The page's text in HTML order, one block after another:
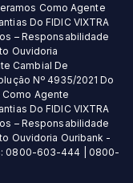
Como Agente
Do FIDIC VIXTRA
– Responsabilidade
Ouvidoria
Cambial De
Nº 4935/2021 Do
Como Agente
Do FIDIC VIXTRA
– Responsabilidade
Ouvidoria Ouribank -
0800-603-444 | 0800-